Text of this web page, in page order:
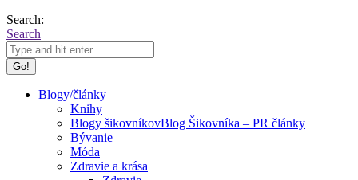
Search:
Search
Blogy/články
Knihy
Blogy šikovníkovBlog Šikovníka – PR články
Bývanie
Móda
Zdravie a krása